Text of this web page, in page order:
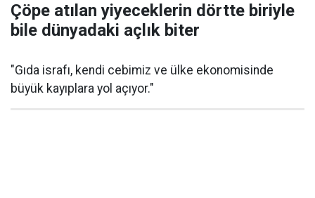
Çöpe atılan yiyeceklerin dörtte biriyle
bile dünyadaki açlık biter
"Gıda israfı, kendi cebimiz ve ülke ekonomisinde
büyük kayıplara yol açıyor."